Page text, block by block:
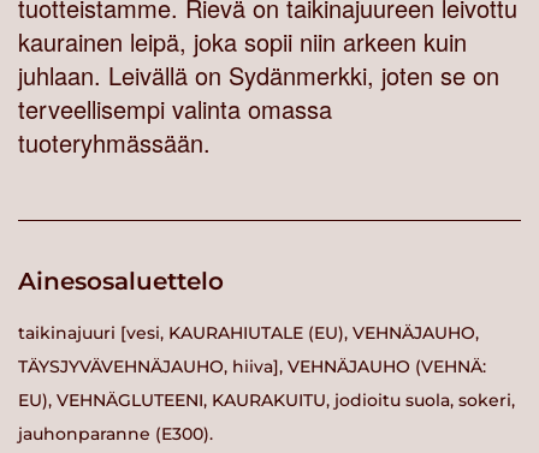
tuotteistamme. Rievä on taikinajuureen leivottu
kaurainen leipä, joka sopii niin arkeen kuin
juhlaan. Leivällä on Sydänmerkki, joten se on
terveellisempi valinta omassa
tuoteryhmässään.
Ainesosaluettelo
taikinajuuri [vesi, KAURAHIUTALE (EU), VEHNÄJAUHO,
TÄYSJYVÄVEHNÄJAUHO, hiiva], VEHNÄJAUHO (VEHNÄ:
EU), VEHNÄGLUTEENI, KAURAKUITU, jodioitu suola, sokeri,
jauhonparanne (E300).